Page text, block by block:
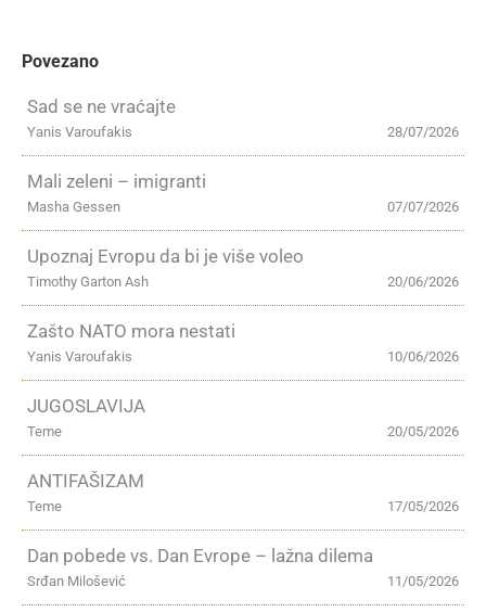
Povezano
Sad se ne vraćajte
28/07/2026
Yanis Varoufakis
Mali zeleni – imigranti
07/07/2026
Masha Gessen
Upoznaj Evropu da bi je više voleo
20/06/2026
Timothy Garton Ash
Zašto NATO mora nestati
10/06/2026
Yanis Varoufakis
JUGOSLAVIJA
20/05/2026
Teme
ANTIFAŠIZAM
17/05/2026
Teme
Dan pobede vs. Dan Evrope – lažna dilema
11/05/2026
Srđan Milošević